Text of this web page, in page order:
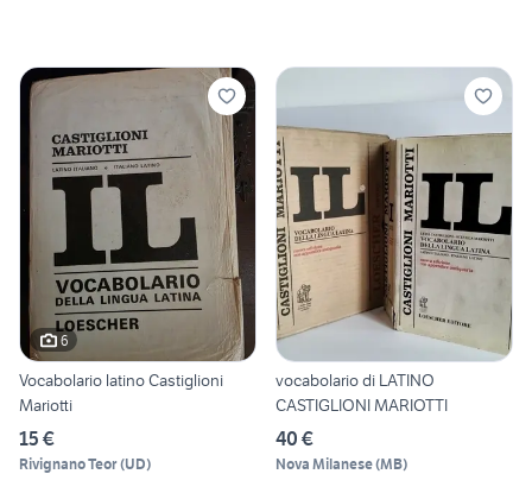
6
Vocabolario latino Castiglioni
Mariotti
15 €
Rivignano Teor(UD)
vocabolario di LATINO
CASTIGLIONI MARIOTTI
40 €
Nova Milanese(MB)